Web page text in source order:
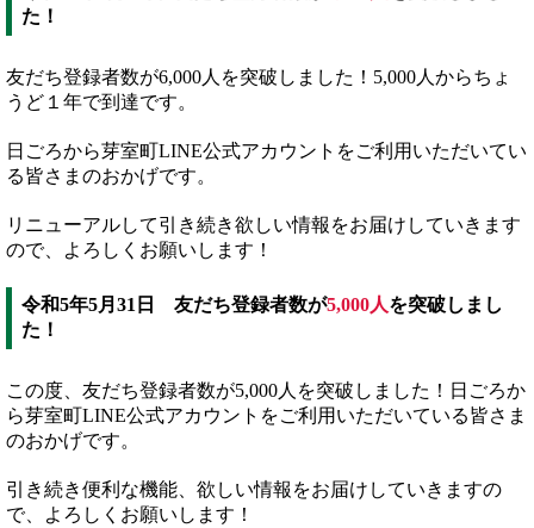
た！
友だち登録者数が6,000人を突破しました！5,000人からちょ
うど１年で到達です。
日ごろから芽室町LINE公式アカウントをご利用いただいてい
る皆さまのおかげです。
リニューアルして引き続き欲しい情報をお届けしていきます
ので、よろしくお願いします！
令和5年5月31日 友だち登録者数が5,000人を突破しまし
た！
この度、友だち登録者数が5,000人を突破しました！日ごろか
ら芽室町LINE公式アカウントをご利用いただいている皆さま
のおかげです。
引き続き便利な機能、欲しい情報をお届けしていきますの
で、よろしくお願いします！